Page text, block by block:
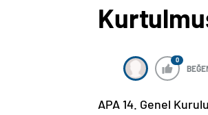
0
APA 14. Genel